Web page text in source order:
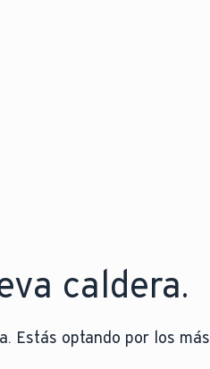
caldera.
Estás optando por los